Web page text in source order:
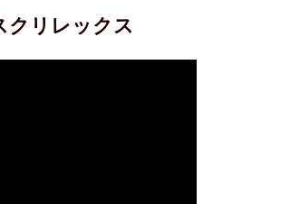
クリレックス